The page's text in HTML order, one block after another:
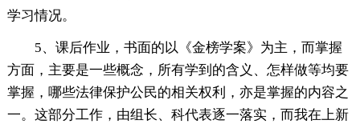
学习情况。
5、课后作业，书面的以《金榜学案》为主，而掌握
方面，主要是一些概念，所有学到的含义、怎样做等均要
掌握，哪些法律保护公民的相关权利，亦是掌握的内容之
一。这部分工作，由组长、科代表逐一落实，而我在上新